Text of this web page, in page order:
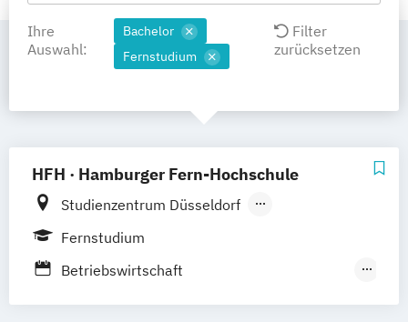
Ihre
Auswahl:
Bachelor
Fernstudium
Filter
zurücksetzen
HFH · Hamburger Fern-Hochschule
Studienzentrum Düsseldorf
Studienzentrum Hamburg
Studienzentrum Stuttgart
Studienzentrum Berlin
Fernstudium
Betriebswirtschaft